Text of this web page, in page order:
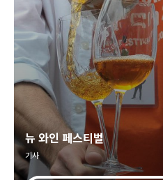
뉴 와인 페스티벌
기사